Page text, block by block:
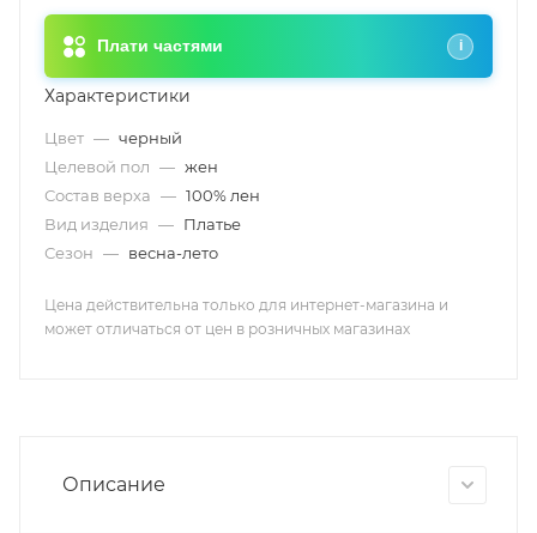
Плати частями i
Характеристики
Цвет — черный
Целевой пол — жен
Состав верха — 100% лен
Вид изделия — Платье
Сезон — весна-лето
Цена действительна только для интернет-магазина и
может отличаться от цен в розничных магазинах
Описание